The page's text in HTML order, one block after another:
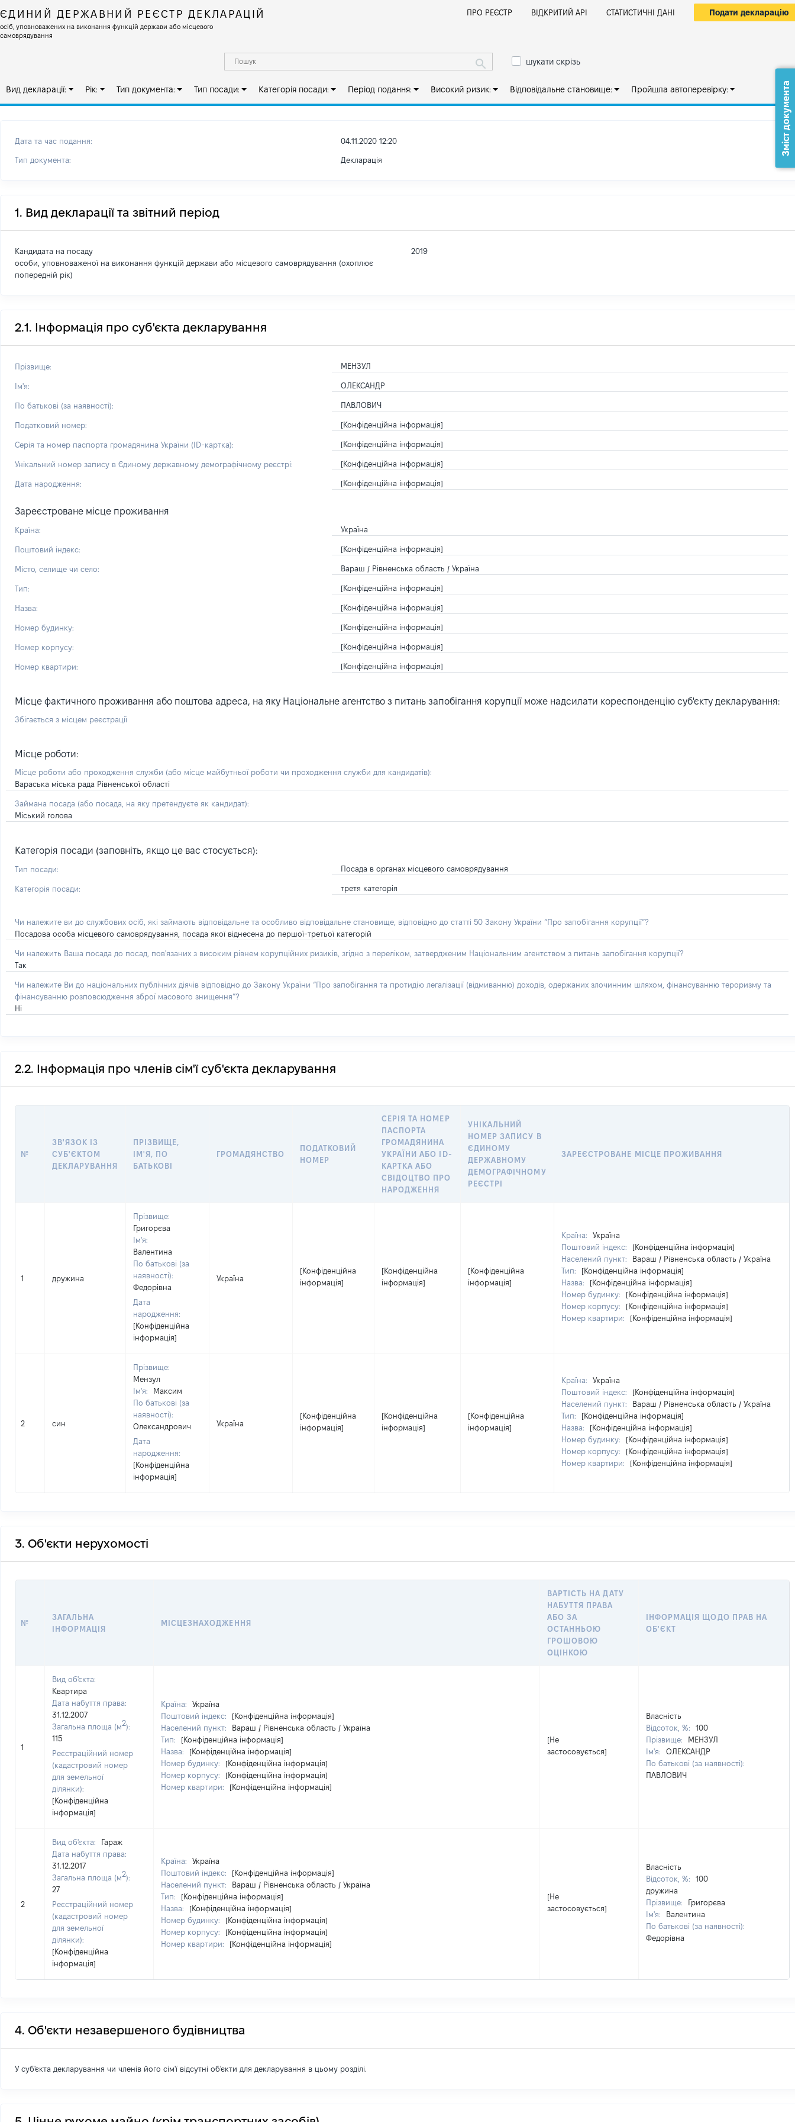
ЄДИНИЙ ДЕРЖАВНИЙ РЕЄСТР ДЕКЛАРАЦІЙ
осіб, уповноважених на виконання функцій держави або місцевого
самоврядування
ПРО РЕЄСТР ВІДКРИТИЙ АРІ СТАТИСТИЧНІ ДАНІ Подати декларацію
шукати скрізь
Вид декларації: Рік: Тип документа: Тип посади: Категорія посади: Період подання: Високий ризик: Відповідальне становище: Пройшла автоперевірку:
Дата та час подання: 04.11.2020 12:20
Тип документа: Декларація
1. Вид декларації та звітний період
Кандидата на посаду
особи, уповноваженої на виконання функцій держави або місцевого самоврядування (охоплює
попередній рік)
2019
2.1. Інформація про суб'єкта декларування
Прізвище: МЕНЗУЛ
Ім'я: ОЛЕКСАНДР
По батькові (за наявності): ПАВЛОВИЧ
Податковий номер: [Конфіденційна інформація]
Серія та номер паспорта громадянина України (ID-картка): [Конфіденційна інформація]
Унікальний номер запису в Єдиному державному демографічному реєстрі: [Конфіденційна інформація]
Дата народження: [Конфіденційна інформація]
Зареєстроване місце проживання
Країна: Україна
Поштовий індекс: [Конфіденційна інформація]
Місто, селище чи село: Вараш / Рівненська область / Україна
Тип: [Конфіденційна інформація]
Назва: [Конфіденційна інформація]
Номер будинку: [Конфіденційна інформація]
Номер корпусу: [Конфіденційна інформація]
Номер квартири: [Конфіденційна інформація]
Місце фактичного проживання або поштова адреса, на яку Національне агентство з питань запобігання корупції може надсилати кореспонденцію суб'єкту декларування:
Збігається з місцем реєстрації
Місце роботи:
Місце роботи або проходження служби (або місце майбутньої роботи чи проходження служби для кандидатів):
Вараська міська рада Рівненської області
Займана посада (або посада, на яку претендуєте як кандидат):
Міський голова
Категорія посади (заповніть, якщо це вас стосується):
Тип посади: Посада в органах місцевого самоврядування
Категорія посади: третя категорія
Чи належите ви до службових осіб, які займають відповідальне та особливо відповідальне становище, відповідно до статті 50 Закону України “Про запобігання корупції”?
Посадова особа місцевого самоврядування, посада якої віднесена до першої-третьої категорій
Чи належить Ваша посада до посад, пов'язаних з високим рівнем корупційних ризиків, згідно з переліком, затвердженим Національним агентством з питань запобігання корупції?
Так
Чи належите Ви до національних публічних діячів відповідно до Закону України “Про запобігання та протидію легалізації (відмиванню) доходів, одержаних злочинним шляхом, фінансуванню тероризму та
фінансуванню розповсюдження зброї масового знищення”?
Ні
2.2. Інформація про членів сім'ї суб'єкта декларування
№
ЗВ'ЯЗОК ІЗ
СУБ'ЄКТОМ
ДЕКЛАРУВАННЯ
ПРІЗВИЩЕ,
ІМ'Я, ПО
БАТЬКОВІ
ГРОМАДЯНСТВО
ПОДАТКОВИЙ
НОМЕР
СЕРІЯ ТА НОМЕР
ПАСПОРТА
ГРОМАДЯНИНА
УКРАЇНИ АБО ID-
КАРТКА АБО
СВІДОЦТВО ПРО
НАРОДЖЕННЯ
УНІКАЛЬНИЙ
НОМЕР ЗАПИСУ В
ЄДИНОМУ
ДЕРЖАВНОМУ
ДЕМОГРАФІЧНОМУ
РЕЄСТРІ
ЗАРЕЄСТРОВАНЕ МІСЦЕ ПРОЖИВАННЯ
1 дружина
Прізвище:
Григорєва
Ім'я:
Валентина
По батькові (за
наявності):
Федорівна
Дата
народження:
[Конфіденційна
інформація]
Україна
[Конфіденційна
інформація]
[Конфіденційна
інформація]
[Конфіденційна
інформація]
Країна:
Україна
Поштовий індекс:
[Конфіденційна інформація]
Населений пункт:
Вараш / Рівненська область / Україна
Тип:
[Конфіденційна інформація]
Назва:
[Конфіденційна інформація]
Номер будинку:
[Конфіденційна інформація]
Номер корпусу:
[Конфіденційна інформація]
Номер квартири:
[Конфіденційна інформація]
2 син
Прізвище:
Мензул
Ім'я:
Максим
По батькові (за
наявності):
Олександрович
Дата
народження:
[Конфіденційна
інформація]
Україна
[Конфіденційна
інформація]
[Конфіденційна
інформація]
[Конфіденційна
інформація]
Країна:
Україна
Поштовий індекс:
[Конфіденційна інформація]
Населений пункт:
Вараш / Рівненська область / Україна
Тип:
[Конфіденційна інформація]
Назва:
[Конфіденційна інформація]
Номер будинку:
[Конфіденційна інформація]
Номер корпусу:
[Конфіденційна інформація]
Номер квартири:
[Конфіденційна інформація]
3. Об'єкти нерухомості
№
ЗАГАЛЬНА
ІНФОРМАЦІЯ
МІСЦЕЗНАХОДЖЕННЯ
ВАРТІСТЬ НА ДАТУ
НАБУТТЯ ПРАВА
АБО ЗА
ОСТАННЬОЮ
ГРОШОВОЮ
ОЦІНКОЮ
ІНФОРМАЦІЯ ЩОДО ПРАВ НА
ОБ'ЄКТ
1
Вид об'єкта:
Квартира
Дата набуття права:
31.12.2007
Загальна площа (м2):
115
Реєстраційний номер
(кадастровий номер
для земельної
ділянки):
[Конфіденційна
інформація]
Країна:
Україна
Поштовий індекс:
[Конфіденційна інформація]
Населений пункт:
Вараш / Рівненська область / Україна
Тип:
[Конфіденційна інформація]
Назва:
[Конфіденційна інформація]
Номер будинку:
[Конфіденційна інформація]
Номер корпусу:
[Конфіденційна інформація]
Номер квартири:
[Конфіденційна інформація]
[Не
застосовується]
Власність
Відсоток, %:
100
Прізвище:
МЕНЗУЛ
Ім'я:
ОЛЕКСАНДР
По батькові (за наявності):
ПАВЛОВИЧ
2
Вид об'єкта:
Гараж
Дата набуття права:
31.12.2017
Загальна площа (м2):
27
Реєстраційний номер
(кадастровий номер
для земельної
ділянки):
[Конфіденційна
інформація]
Країна:
Україна
Поштовий індекс:
[Конфіденційна інформація]
Населений пункт:
Вараш / Рівненська область / Україна
Тип:
[Конфіденційна інформація]
Назва:
[Конфіденційна інформація]
Номер будинку:
[Конфіденційна інформація]
Номер корпусу:
[Конфіденційна інформація]
Номер квартири:
[Конфіденційна інформація]
[Не
застосовується]
Власність
Відсоток, %:
100
дружина
Прізвище:
Григорєва
Ім'я:
Валентина
По батькові (за наявності):
Федорівна
4. Об'єкти незавершеного будівництва
У суб'єкта декларування чи членів його сім'ї відсутні об'єкти для декларування в цьому розділі.
Зміст документа